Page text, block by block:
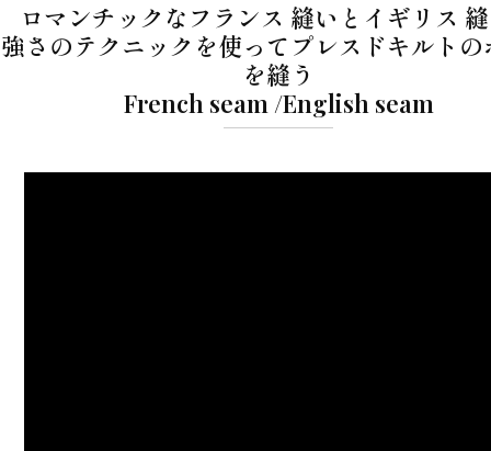
ロマンチックなフランス 縫いとイギリス
強さのテクニックを使ってプレスドキルトの
を縫う
French seam /English seam